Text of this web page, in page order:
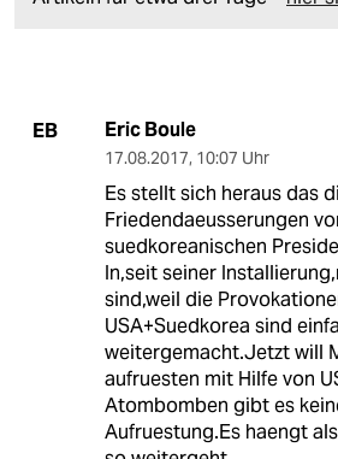
EB Eric Boule
17.08.2017, 10:07 Uhr
Es stellt sich heraus das
Friedendaeusserungen
suedkoreanischen
In,seit seiner
sind,weil die
USA+Suedkorea sind
weitergemacht.Jetzt will
aufruesten mit Hilfe von
Atombomben gibt es
Aufruestung.Es haengt